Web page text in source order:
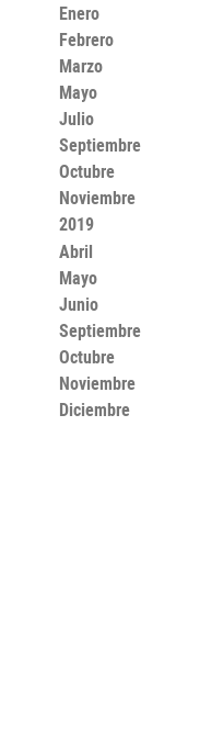
Enero
Febrero
Marzo
Mayo
Julio
Septiembre
Octubre
Noviembre
2019
Abril
Mayo
Junio
Septiembre
Octubre
Noviembre
Diciembre